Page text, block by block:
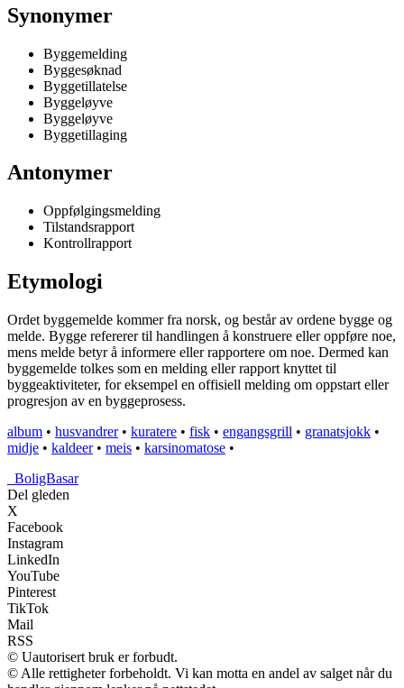
Synonymer
Byggemelding
Byggesøknad
Byggetillatelse
Byggeløyve
Byggeløyve
Byggetillaging
Antonymer
Oppfølgingsmelding
Tilstandsrapport
Kontrollrapport
Etymologi
Ordet byggemelde kommer fra norsk, og består av ordene bygge og
melde. Bygge refererer til handlingen å konstruere eller oppføre noe,
mens melde betyr å informere eller rapportere om noe. Dermed kan
byggemelde tolkes som en melding eller rapport knyttet til
byggeaktiviteter, for eksempel en offisiell melding om oppstart eller
progresjon av en byggeprosess.
album • husvandrer• kuratere • fisk • engangsgrill • granatsjokk •
midje • kaldeer• meis • karsinomatose •
BoligBasar
Del gleden
X
Facebook
Instagram
LinkedIn
YouTube
Pinterest
TikTok
Mail
RSS
© Uautorisert bruk er forbudt.
© Alle rettigheter forbeholdt. Vi kan motta en andel av salget når du